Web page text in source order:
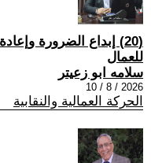
(20) إبداع الضرورة
للعمال
سلامه ابو زعيتر
2026 / 8 / 10
الحركة العمالية والنقابية